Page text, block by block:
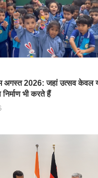
2026: जहां उत्सव केवल
भी करते हैं